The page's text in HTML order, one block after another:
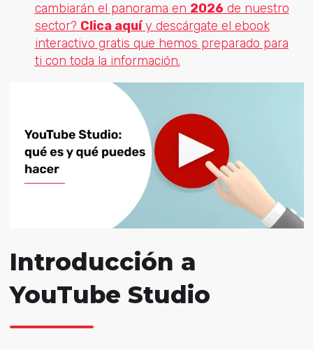
cambiarán el panorama en 2026de nuestro
sector? Clica aquíy descárgate el ebook
interactivo gratis que hemos preparado para
ti con toda la información.
Introducción a
YouTube Studio